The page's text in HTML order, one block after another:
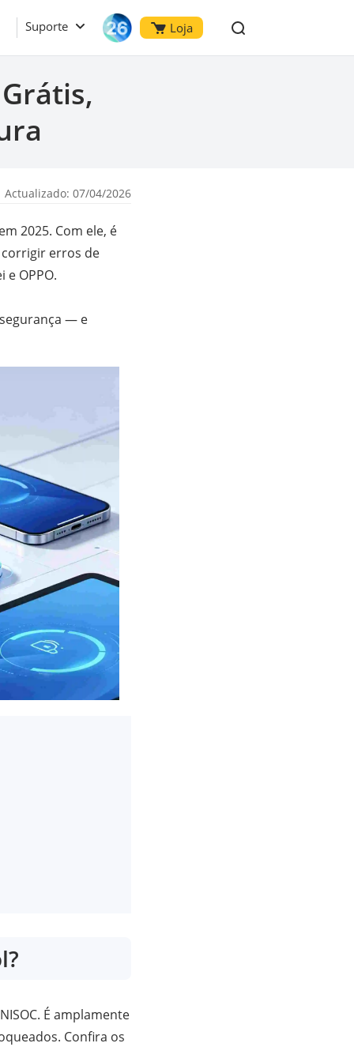
Suporte Loja
07/04/2026
2025. Com ele, é
corrigir erros de
OPPO.
— e
É amplamente
Confira os